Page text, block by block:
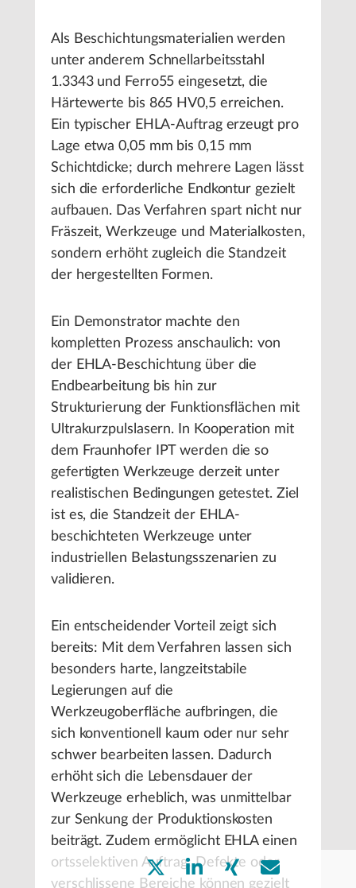
Als Beschichtungsmaterialien werden
unter anderem Schnellarbeitsstahl
1.3343 und Ferro55 eingesetzt, die
Härtewerte bis 865 HV0,5 erreichen.
Ein typischer EHLA-Auftrag erzeugt pro
Lage etwa 0,05 mm bis 0,15 mm
Schichtdicke; durch mehrere Lagen lässt
sich die erforderliche Endkontur gezielt
aufbauen. Das Verfahren spart nicht nur
Fräszeit, Werkzeuge und Materialkosten,
sondern erhöht zugleich die Standzeit
der hergestellten Formen.
Ein Demonstrator machte den
kompletten Prozess anschaulich: von
der EHLA-Beschichtung über die
Endbearbeitung bis hin zur
Strukturierung der Funktionsflächen mit
Ultrakurzpulslasern. In Kooperation mit
dem Fraunhofer IPT werden die so
gefertigten Werkzeuge derzeit unter
realistischen Bedingungen getestet. Ziel
ist es, die Standzeit der EHLA-
beschichteten Werkzeuge unter
industriellen Belastungsszenarien zu
validieren.
Ein entscheidender Vorteil zeigt sich
bereits: Mit dem Verfahren lassen sich
besonders harte, langzeitstabile
Legierungen auf die
Werkzeugoberfläche aufbringen, die
sich konventionell kaum oder nur sehr
schwer bearbeiten lassen. Dadurch
erhöht sich die Lebensdauer der
Werkzeuge erheblich, was unmittelbar
zur Senkung der Produktionskosten
beiträgt. Zudem ermöglicht EHLA einen
ortsselektiven Auftrag: Defekte oder
verschlissene Bereiche können gezielt